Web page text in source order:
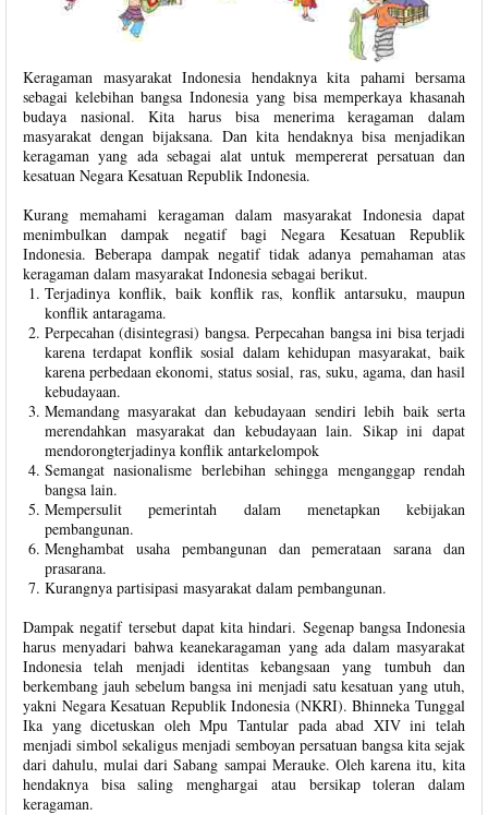
Keragaman masyarakat Indonesia hendaknya kita pahami bersama
sebagai kelebihan bangsa Indonesia yang bisa memperkaya khasanah
budaya nasional. Kita harus bisa menerima keragaman dalam
masyarakat dengan bijaksana. Dan kita hendaknya bisa menjadikan
keragaman yang ada sebagai alat untuk mempererat persatuan dan
kesatuan Negara Kesatuan Republik Indonesia.
Kurang memahami keragaman dalam masyarakat Indonesia dapat
menimbulkan dampak negatif bagi Negara Kesatuan Republik
Indonesia. Beberapa dampak negatif tidak adanya pemahaman atas
keragaman dalam masyarakat Indonesia sebagai berikut.
Terjadinya konflik, baik konflik ras, konflik antarsuku, maupun
konflik antaragama.
Perpecahan (disintegrasi) bangsa. Perpecahan bangsa ini bisa terjadi
karena terdapat konflik sosial dalam kehidupan masyarakat, baik
karena perbedaan ekonomi, status sosial, ras, suku, agama, dan hasil
kebudayaan.
Memandang masyarakat dan kebudayaan sendiri lebih baik serta
merendahkan masyarakat dan kebudayaan lain. Sikap ini dapat
mendorongterjadinya konflik antarkelompok
Semangat nasionalisme berlebihan sehingga menganggap rendah
bangsa lain.
Mempersulit pemerintah dalam menetapkan kebijakan
pembangunan.
Menghambat usaha pembangunan dan pemerataan sarana dan
prasarana.
Kurangnya partisipasi masyarakat dalam pembangunan.
Dampak negatif tersebut dapat kita hindari. Segenap bangsa Indonesia
harus menyadari bahwa keanekaragaman yang ada dalam masyarakat
Indonesia telah menjadi identitas kebangsaan yang tumbuh dan
berkembang jauh sebelum bangsa ini menjadi satu kesatuan yang utuh,
yakni Negara Kesatuan Republik Indonesia (NKRI). Bhinneka Tunggal
Ika yang dicetuskan oleh Mpu Tantular pada abad XIV ini telah
menjadi simbol sekaligus menjadi semboyan persatuan bangsa kita sejak
dari dahulu, mulai dari Sabang sampai Merauke. Oleh karena itu, kita
hendaknya bisa saling menghargai atau bersikap toleran dalam
keragaman.